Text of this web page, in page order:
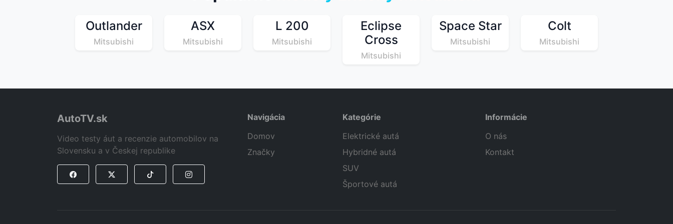
Outlander
Mitsubishi
ASX
Mitsubishi
L 200
Mitsubishi
Eclipse
Cross
Mitsubishi
Space Star
Mitsubishi
Colt
Mitsubishi
AutoTV.sk
Video testy áut a recenzie automobilov na
Slovensku a v Českej republike
Navigácia
Domov
Značky
Kategórie
Elektrické autá
Hybridné autá
SUV
Športové autá
Informácie
O nás
Kontakt